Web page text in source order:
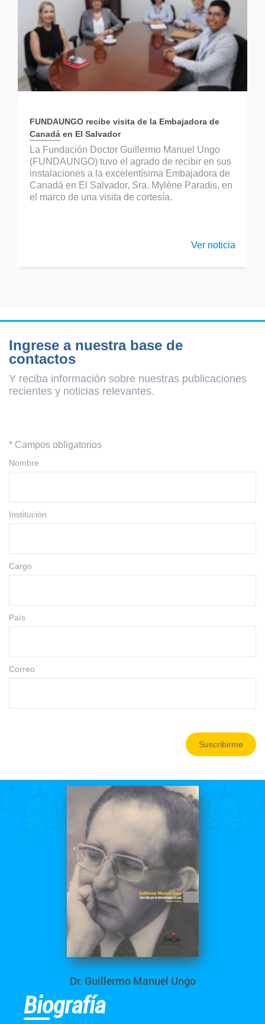
FUNDAUNGO recibe visita de la Embajadora de
Canadá en El Salvador
La Fundación Doctor Guillermo Manuel Ungo
(FUNDAUNGO) tuvo el agrado de recibir en sus
instalaciones a la excelentísima Embajadora de
Canadá en El Salvador, Sra. Mylène Paradis, en
el marco de una visita de cortesía.
Ver noticia
Ingrese a nuestra base de
contactos
Y reciba información sobre nuestras publicaciones
recientes y noticias relevantes.
* Campos obligatorios
Nombre
Institución
Cargo
País
Correo
Suscribirme
Dr. Guillermo Manuel Ungo
Biografía